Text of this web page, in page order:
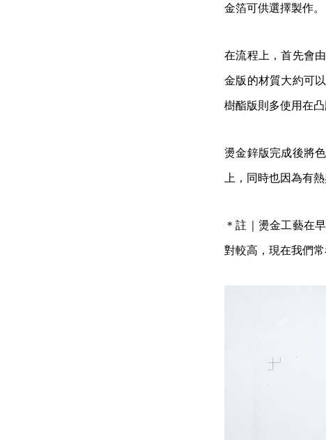
金箔可供選擇製作。
在流程上，首先會
金版的材質大約可
樹酯版則多使用在
燙金鋅版完成後將
上，同時也因為有
＊註｜燙金工藝在
對較高，現在我們